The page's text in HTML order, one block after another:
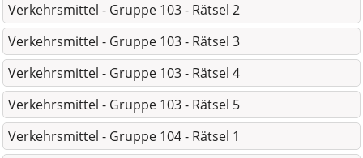
Verkehrsmittel - Gruppe 103 - Rätsel 2
Verkehrsmittel - Gruppe 103 - Rätsel 3
Verkehrsmittel - Gruppe 103 - Rätsel 4
Verkehrsmittel - Gruppe 103 - Rätsel 5
Verkehrsmittel - Gruppe 104 - Rätsel 1